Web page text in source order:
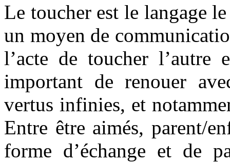
Le toucher est le langage
un moyen de
l’acte de toucher l’autre
important de renouer
vertus infinies, et
Entre être aimés, parent/
forme d’échange et de